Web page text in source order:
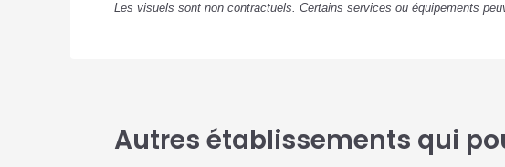
Les visuels sont non contractuels. Certains services ou équipements
Autres établissements qui